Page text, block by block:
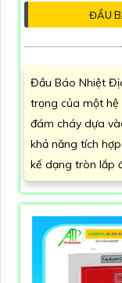
ĐẦU
Đầu Báo Nhiệt
trọng của một hệ
đám cháy dựa
khả năng tích
kế dạng tròn lắp